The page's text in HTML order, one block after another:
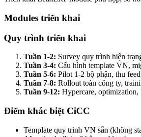
Modules triển khai
Quy trình triển khai
Tuần 1-2: Survey quy trình hiện
Tuần 3-4: Cấu hình template VN,
Tuần 5-6: Pilot 1-2 bộ phận, thu
Tuần 7-8: Rollout toàn công ty,
Tuần 9-12: Hypercare, optimization,
Điểm khác biệt CiCC
Template quy trình VN sẵn (không